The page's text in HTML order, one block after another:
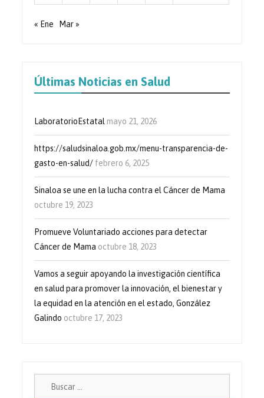
« Ene Mar »
Últimas Noticias en Salud
LaboratorioEstatal mayo 21, 2026
https://saludsinaloa.gob.mx/menu-transparencia-de-
gasto-en-salud/ febrero 6, 2025
Sinaloa se une en la lucha contra el Cáncer de Mama
octubre 19, 2023
Promueve Voluntariado acciones para detectar
Cáncer de Mama octubre 18, 2023
Vamos a seguir apoyando la investigación científica
en salud para promover la innovación, el bienestar y
la equidad en la atención en el estado, González
Galindo octubre 17, 2023